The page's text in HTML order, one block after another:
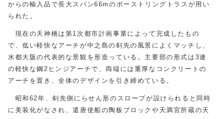
からの輸入品で長大スパン66mのボーストリングトラスが用い
られた。
現在の天神橋は第1次都市計画事業によって完成したもの
で、低い軽快なアーチが中之島の剣先の風景によくマッチし、
水都大阪の代表的な景観を形造っている。主要部の形式は3連
の軽快な鋼2ヒンジアーチで、両端には重厚なコンクリートの
アーチを置き、全体のデザインを引き締めている。
昭和62年、剣先側にらせん形のスロープが設けられると同時
に美装化がなされ、遣唐使船の陶板ブロックや天満宮所蔵の天